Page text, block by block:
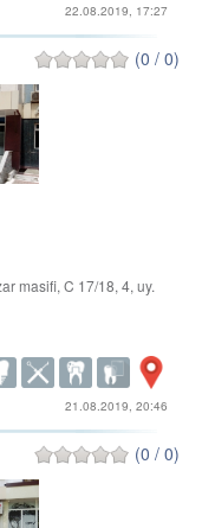
22.08.2019, 17:27
(0 / 0)
masifi, C 17/18, 4, uy.
21.08.2019, 20:46
(0 / 0)